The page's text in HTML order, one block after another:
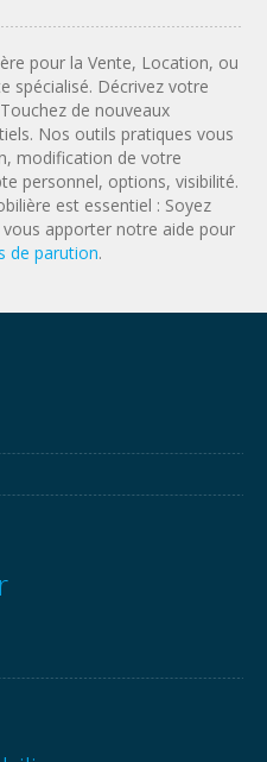
pour la Vente, Location, ou
spécialisé. Décrivez votre
de nouveaux
Nos outils pratiques vous
modification de votre
personnel, options, visibilité.
est essentiel : Soyez
apporter notre aide pour
de parution.